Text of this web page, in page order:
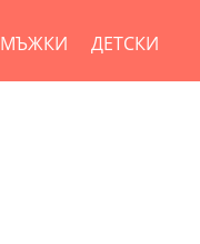
МЪЖКИ ДЕТСКИ